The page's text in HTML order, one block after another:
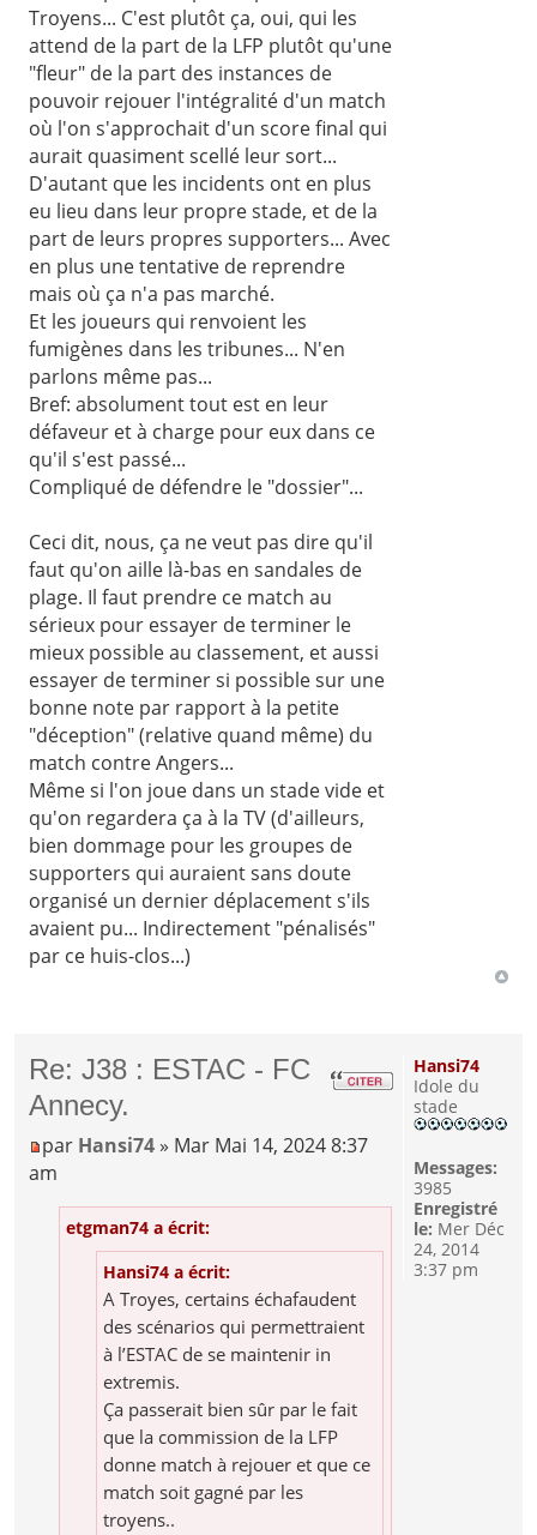
Troyens... C'est plutôt ça, oui, qui les
attend de la part de la LFP plutôt qu'une
"fleur" de la part des instances de
pouvoir rejouer l'intégralité d'un match
où l'on s'approchait d'un score final qui
aurait quasiment scellé leur sort...
D'autant que les incidents ont en plus
eu lieu dans leur propre stade, et de la
part de leurs propres supporters... Avec
en plus une tentative de reprendre
mais où ça n'a pas marché.
Et les joueurs qui renvoient les
fumigènes dans les tribunes... N'en
parlons même pas...
Bref: absolument tout est en leur
défaveur et à charge pour eux dans ce
qu'il s'est passé...
Compliqué de défendre le "dossier"...
Ceci dit, nous, ça ne veut pas dire qu'il
faut qu'on aille là-bas en sandales de
plage. Il faut prendre ce match au
sérieux pour essayer de terminer le
mieux possible au classement, et aussi
essayer de terminer si possible sur une
bonne note par rapport à la petite
"déception" (relative quand même) du
match contre Angers...
Même si l'on joue dans un stade vide et
qu'on regardera ça à la TV (d'ailleurs,
bien dommage pour les groupes de
supporters qui auraient sans doute
organisé un dernier déplacement s'ils
avaient pu... Indirectement "pénalisés"
par ce huis-clos...)
Re: J38 : ESTAC - FC
Annecy.
par Hansi74 » Mar Mai 14, 2024 8:37
am
etgman74 a écrit:
Hansi74 a écrit:
A Troyes, certains échafaudent
des scénarios qui permettraient
à l’ESTAC de se maintenir in
extremis.
Ça passerait bien sûr par le fait
que la commission de la LFP
donne match à rejouer et que ce
match soit gagné par les
troyens..
Hansi74
Idole du
stade
Messages:
3985
Enregistré
le: Mer Déc
24, 2014
3:37 pm